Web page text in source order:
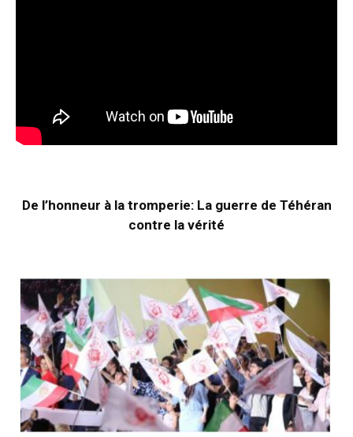
De l’honneur à la tromperie: La guerre de Téhéran
contre la vérité